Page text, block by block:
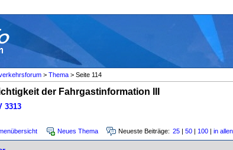
> Thema > Seite 114
der Fahrgastinformation III
3313
Neues Thema Neueste Beiträge: 25 | 50 | 100 | in